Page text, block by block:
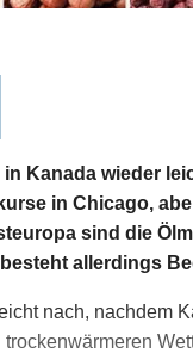
Kanada wieder
in Chicago,
sind die
allerdings
nach, nachdem